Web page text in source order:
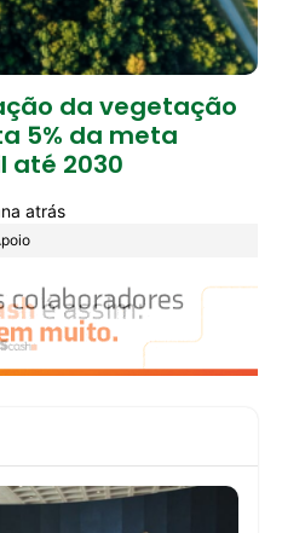
da vegetação
5% da meta
até 2030
atrás